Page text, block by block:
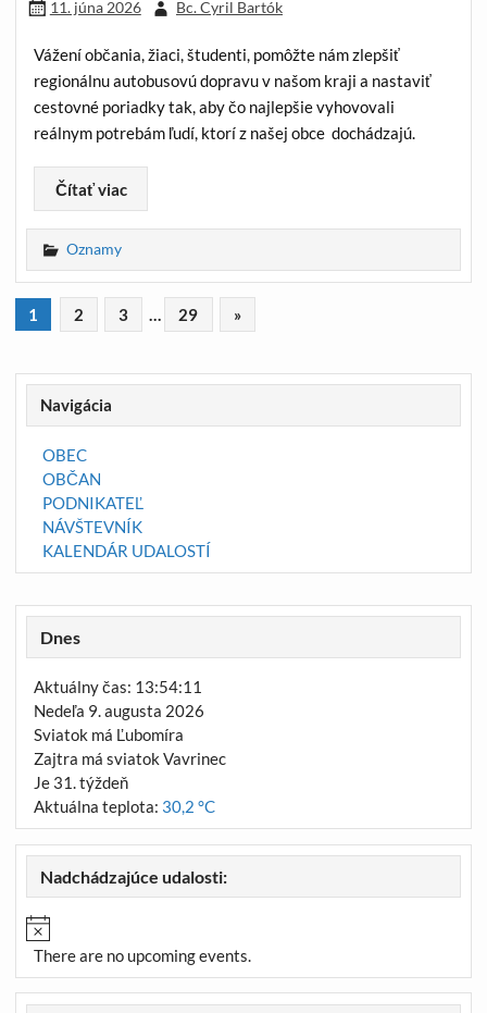
11. júna 2026 Bc. Cyril Bartók
Vážení občania, žiaci, študenti, pomôžte nám zlepšiť
regionálnu autobusovú dopravu v našom kraji a nastaviť
cestovné poriadky tak, aby čo najlepšie vyhovovali
reálnym potrebám ľudí, ktorí z našej obce dochádzajú.
Čítať viac
Oznamy
1 2 3 … 29 »
Navigácia
OBEC
OBČAN
PODNIKATEĽ
NÁVŠTEVNÍK
KALENDÁR UDALOSTÍ
Dnes
Aktuálny čas: 13:54:11
Nedeľa 9. augusta 2026
Sviatok má Ľubomíra
Zajtra má sviatok Vavrinec
Je 31. týždeň
Aktuálna teplota: 30,2 °C
Nadchádzajúce udalosti:
There are no upcoming events.